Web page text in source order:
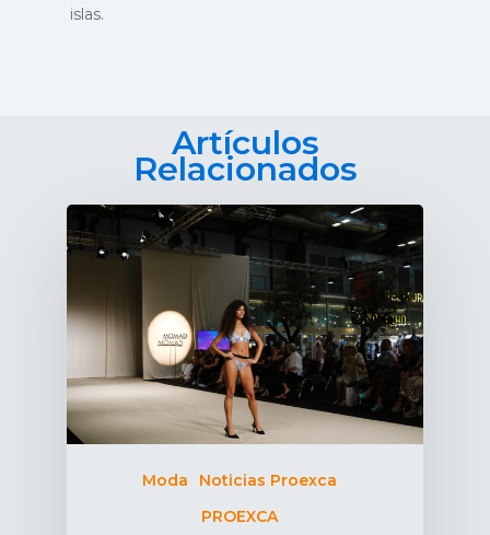
islas.
Artículos
Relacionados
Moda
Noticias Proexca
PROEXCA